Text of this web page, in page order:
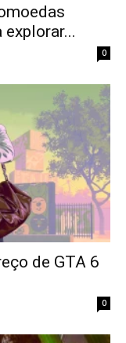
0
de GTA 6
0